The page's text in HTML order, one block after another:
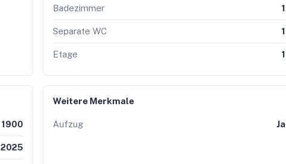
Badezimmer 1
Separate WC 1
Etage 1
1900
2025
Weitere Merkmale
Aufzug Ja